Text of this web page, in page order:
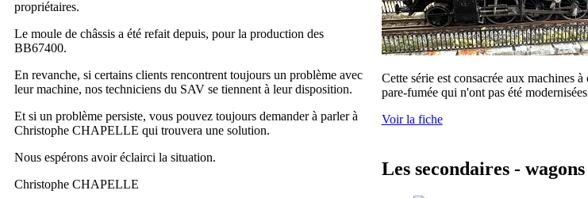
propriétaires.
Le moule de châssis a été refait depuis, pour la production des
BB67400.
En revanche, si certains clients rencontrent toujours un problème avec
leur machine, nos techniciens du SAV se tiennent à leur disposition.
Et si un problème persiste, vous pouvez toujours demander à parler à
Christophe CHAPELLE qui trouvera une solution.
Nous espérons avoir éclairci la situation.
Christophe CHAPELLE
Cette série est consacrée aux machines
pare-fumée qui n'ont pas été
Voir la fiche
Les secondaires -